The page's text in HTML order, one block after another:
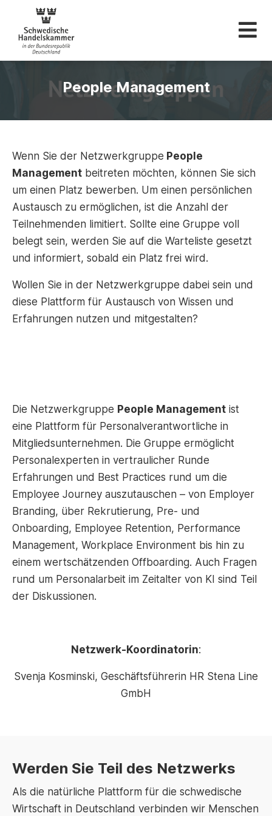
Schwedische
People Management
Wenn Sie der Netzwerkgruppe People
Management beitreten möchten, können Sie sich
um einen Platz bewerben. Um einen persönlichen
Austausch zu ermöglichen, ist die Anzahl der
Teilnehmenden limitiert. Sollte eine Gruppe voll
belegt sein, werden Sie auf die Warteliste gesetzt
und informiert, sobald ein Platz frei wird.
Wollen Sie in der Netzwerkgruppe dabei sein und
diese Plattform für Austausch von Wissen und
Erfahrungen nutzen und mitgestalten?
Die Netzwerkgruppe People Management ist
eine Plattform für Personalverantwortliche in
Mitgliedsunternehmen. Die Gruppe ermöglicht
Personalexperten in vertraulicher Runde
Erfahrungen und Best Practices rund um die
Employee Journey auszutauschen – von Employer
Branding, über Rekrutierung, Pre- und
Onboarding, Employee Retention, Performance
Management, Workplace Environment bis hin zu
einem wertschätzenden Offboarding. Auch Fragen
rund um Personalarbeit im Zeitalter von KI sind Teil
der Diskussionen.
Netzwerk-Koordinatorin:
Svenja Kosminski, Geschäftsführerin HR Stena Line
GmbH
Werden Sie Teil des Netzwerks
Als die natürliche Plattform für die schwedische
Wirtschaft in Deutschland verbinden wir Menschen